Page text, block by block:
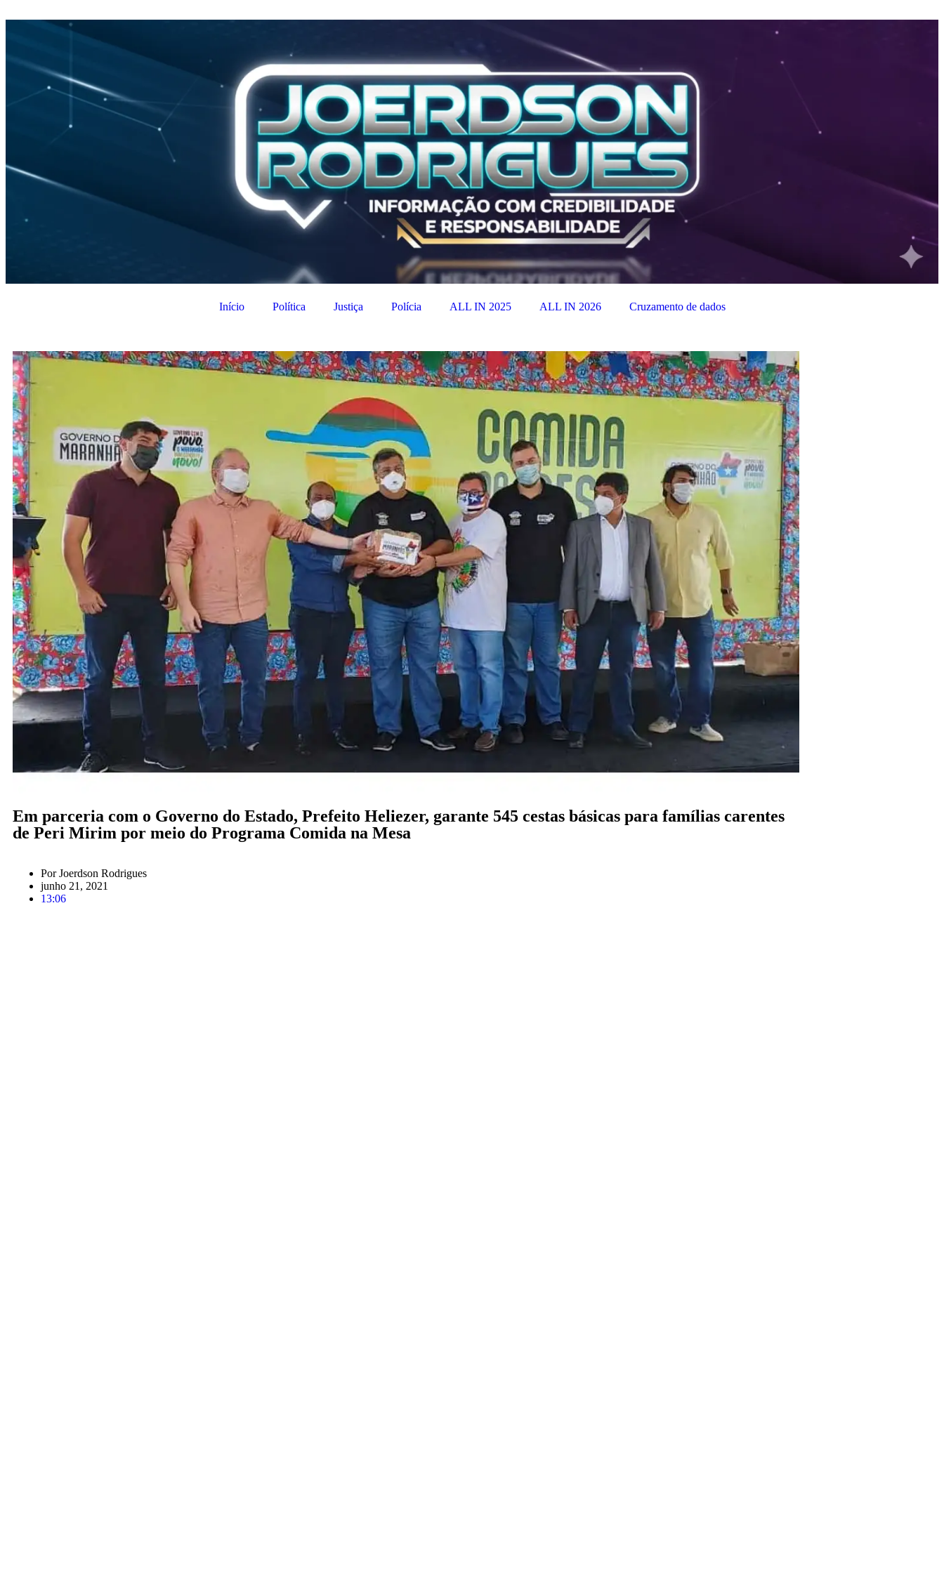
Início Política Justiça Polícia ALL IN 2025 ALL IN 2026 Cruzamento de dados
Em parceria com o Governo do Estado, Prefeito Heliezer, garante 545 cestas básicas para famílias carentes
de Peri Mirim por meio do Programa Comida na Mesa
PorJoerdson Rodrigues
junho 21, 2021
13:06